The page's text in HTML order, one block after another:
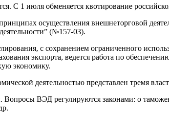
С 1 июля обменяется квотирование
осуществления внешнеторговой
(№157-03).
с сохранением ограниченного
экспорта, ведется работа по
экономику.
деятельностью представлен тремя
Вопросы ВЭД регулируются законами: о